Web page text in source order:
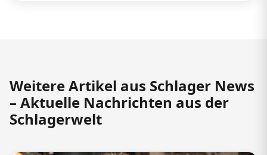
Weitere Artikel aus Schlager News
– Aktuelle Nachrichten aus der
Schlagerwelt